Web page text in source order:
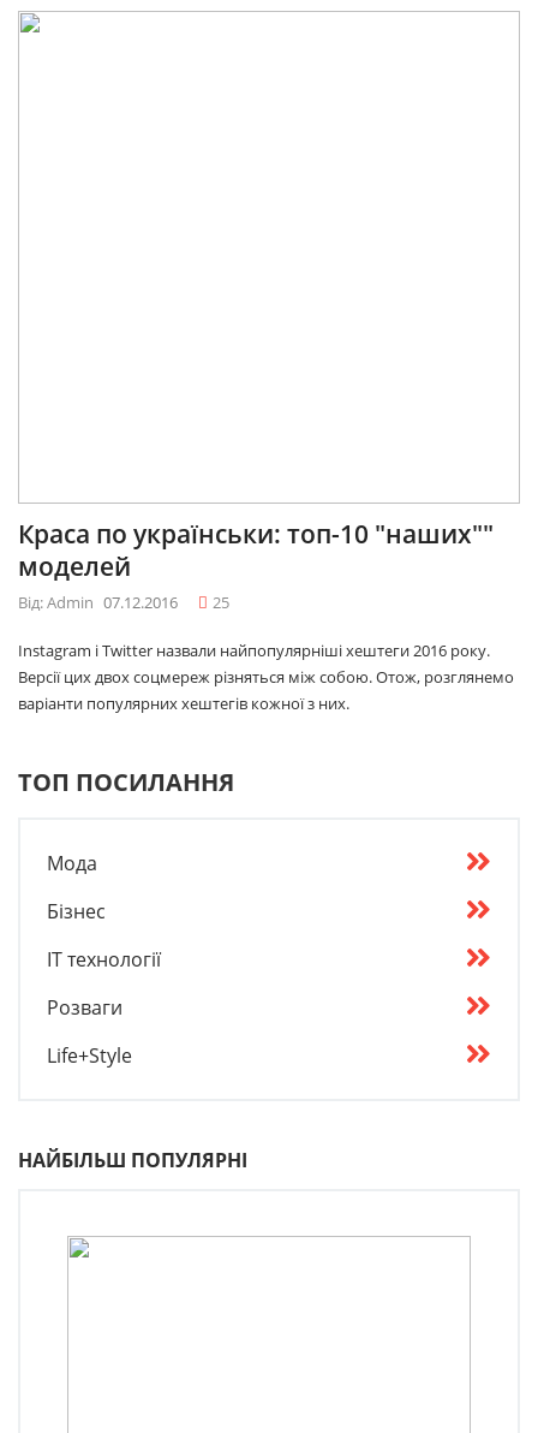
Краса по українськи: топ-10 "наших""
моделей
Від: Admin 07.12.2016 25
Instagram і Twitter назвали найпопулярніші хештеги 2016 року.
Версії цих двох соцмереж різняться між собою. Отож, розглянемо
варіанти популярних хештегів кожної з них.
ТОП ПОСИЛАННЯ
Мода
Бізнес
IT технології
Розваги
Life+Style
НАЙБІЛЬШ ПОПУЛЯРНІ